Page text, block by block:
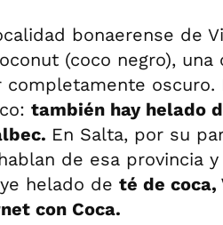
bonaerense de
(coco negro), una
oscuro.
también hay helado
En Salta, por su
de esa provincia
helado de té de coca,
con Coca.